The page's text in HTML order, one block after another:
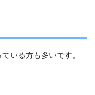
いる方も多いです。